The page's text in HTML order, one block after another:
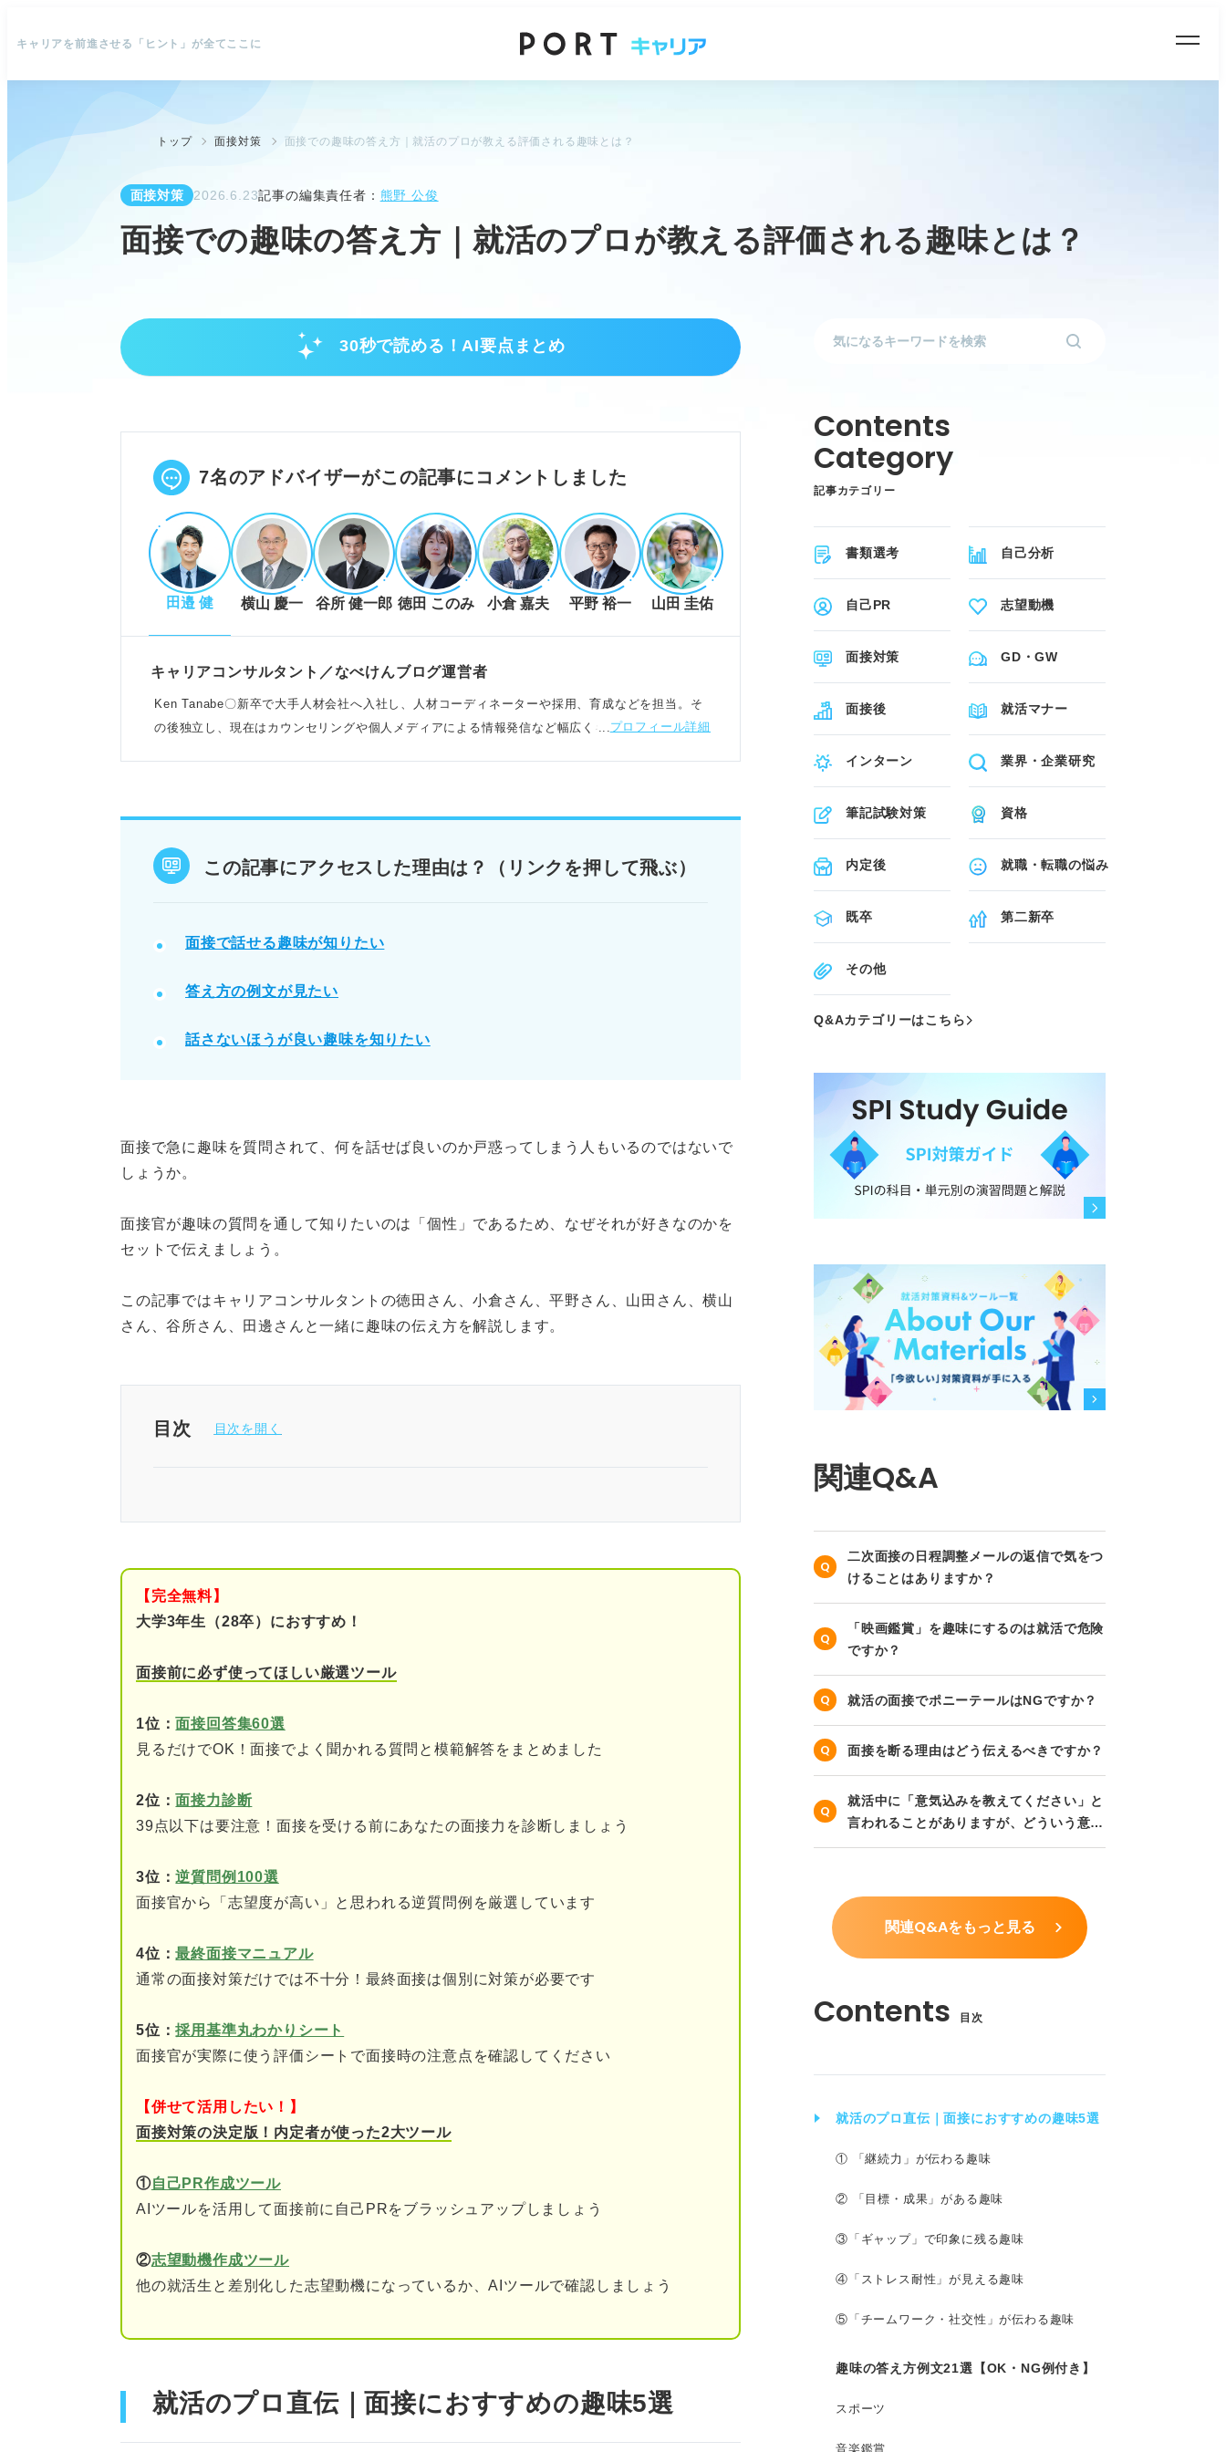
キャリアを前進させる「ヒント」が全てここに
トップ 面接対策 面接での趣味の答え方｜就活のプロが教える評価される趣味とは？
面接対策 2026.6.23記事の編集責任者： 熊野 公俊
面接での趣味の答え方｜就活のプロが教える評価される趣味とは？
30秒で読める！AI要点まとめ
面接で評価される趣味の選び方と伝え方
「なぜ好きか」を具体的に語りましょう。
POINT：趣味は内容でなく、取り組む「姿勢」が評価されます。
趣味を伝える際の具体的な注意点
ギャンブルや睡眠は避けるべき趣味です。
作り話や「特にない」はNG回答です。
早口や長話は避け簡潔に伝えましょう。
POINT：面接官の誤解を招く趣味は避けましょう。
POINT：趣味はあなたの魅力を伝える「プレゼン」です。
記事の該当箇所を見る
趣味の答え方例文21選【OK・NG例付き】
【チェックリスト付き】回答の作り方
7名のアドバイザーがこの記事にコメントしました
田邉 健 横山 慶一 谷所 健一郎 徳田 このみ 小倉 嘉夫 平野 裕一 山田 圭佑
キャリアコンサルタント／なべけんブログ運営者
Ken Tanabe〇新卒で大手人材会社へ入社し、人材コーディネーターや採用、育成などを担当。そ
の後独立し、現在はカウンセリングや個人メディアによる情報発信など幅広くキャリア支援に携わ
プロフィール詳細
この記事にアクセスした理由は？（リンクを押して飛ぶ）
面接で話せる趣味が知りたい
答え方の例文が見たい
話さないほうが良い趣味を知りたい
面接で急に趣味を質問されて、何を話せば良いのか戸惑ってしまう人もいるのではないで
しょうか。
面接官が趣味の質問を通して知りたいのは「個性」であるため、なぜそれが好きなのかを
セットで伝えましょう。
この記事ではキャリアコンサルタントの徳田さん、小倉さん、平野さん、山田さん、横山
さん、谷所さん、田邊さんと一緒に趣味の伝え方を解説します。
目次
③「ギャップ」で印象に残る趣味
趣味の答え方例文21選【OK・NG例付き】
音楽鑑賞
映画鑑賞
読書
サウナ
アウトドア
ドライブ
楽器演奏
散歩
掃除
【完全無料】
大学3年生（28卒）におすすめ！
面接前に必ず使ってほしい厳選ツール
1位：面接回答集60選
見るだけでOK！面接でよく聞かれる質問と模範解答をまとめました
2位：面接力診断
39点以下は要注意！面接を受ける前にあなたの面接力を診断しましょう
3位：逆質問例100選
面接官から「志望度が高い」と思われる逆質問例を厳選しています
4位：最終面接マニュアル
通常の面接対策だけでは不十分！最終面接は個別に対策が必要です
5位：採用基準丸わかりシート
面接官が実際に使う評価シートで面接時の注意点を確認してください
【併せて活用したい！】
面接対策の決定版！内定者が使った2大ツール
①自己PR作成ツール
AIツールを活用して面接前に自己PRをブラッシュアップしましょう
②志望動機作成ツール
他の就活生と差別化した志望動機になっているか、AIツールで確認しましょう
就活のプロ直伝｜面接におすすめの趣味5選
記事カテゴリー
書類選考 自己分析
自己PR 志望動機
面接対策 GD・GW
面接後 就活マナー
インターン 業界・企業研究
筆記試験対策 資格
内定後 就職・転職の悩み
既卒 第二新卒
その他
Q&Aカテゴリーはこちら
関連Q&A
二次面接の日程調整メールの返信で気をつ
けることはありますか？
「映画鑑賞」を趣味にするのは就活で危険
ですか？
就活の面接でポニーテールはNGですか？
面接を断る理由はどう伝えるべきですか？
就活中に「意気込みを教えてください」と
言われることがありますが、どういう意味
ですか？
関連Q&Aをもっと見る
目次
就活のプロ直伝｜面接におすすめの趣味5選
① 「継続力」が伝わる趣味
② 「目標・成果」がある趣味
③「ギャップ」で印象に残る趣味
④「ストレス耐性」が見える趣味
⑤「チームワーク・社交性」が伝わる趣味
趣味の答え方例文21選【OK・NG例付き】
スポーツ
音楽鑑賞